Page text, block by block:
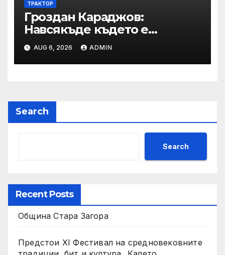
ТРАКТОР
Гроздан Караджов:
Навсякъде където е
възможна човешка грешка
в железницата, трябва да
има система за вторичен
AUG 6, 2026 ADMIN
Search
Search
Recent Posts
Община Стара Загора
Предстои XI Фестивал на средновековните